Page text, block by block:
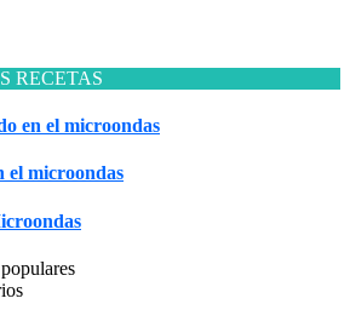
RECETAS
en el microondas
el microondas